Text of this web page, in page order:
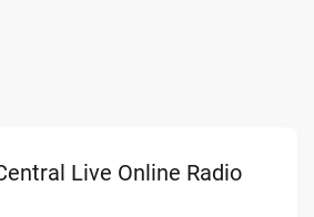
Live Online Radio